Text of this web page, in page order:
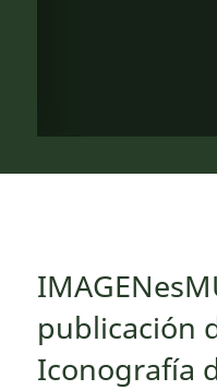
publicación
Iconografía